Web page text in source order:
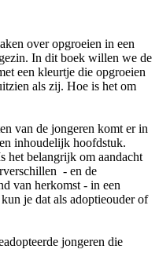
over opgroeien in een
In dit boek willen we de
een kleurtje die opgroeien
als zij. Hoe is het om
van de jongeren komt er in
inhoudelijk hoofdstuk.
het belangrijk om aandacht
- en de
van herkomst - in een
je dat als adoptieouder of
jongeren die